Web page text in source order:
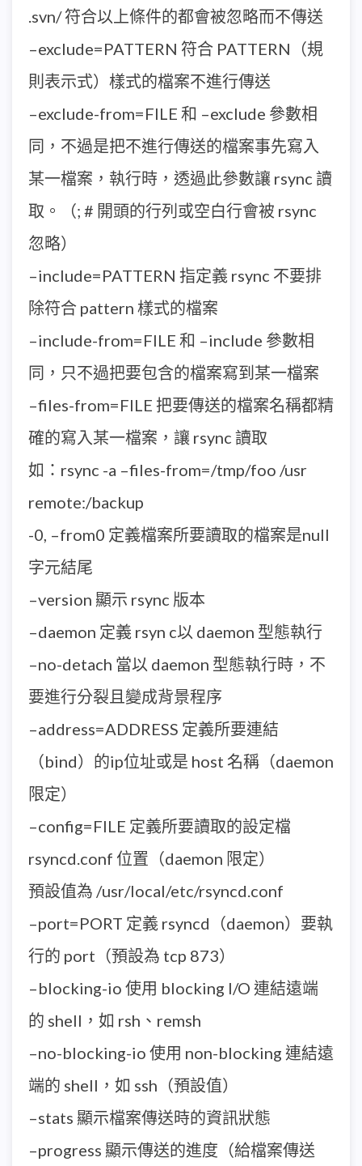
.svn/ 符合以上條件的都會被忽略而不傳送
–exclude=PATTERN 符合 PATTERN（規
則表示式）樣式的檔案不進行傳送
–exclude-from=FILE 和 –exclude 參數相
同，不過是把不進行傳送的檔案事先寫入
某一檔案，執行時，透過此參數讓 rsync 讀
取。（; # 開頭的行列或空白行會被 rsync
忽略）
–include=PATTERN 指定義 rsync 不要排
除符合 pattern 樣式的檔案
–include-from=FILE 和 –include 參數相
同，只不過把要包含的檔案寫到某一檔案
–files-from=FILE 把要傳送的檔案名稱都精
確的寫入某一檔案，讓 rsync 讀取
如：rsync -a –files-from=/tmp/foo /usr
remote:/backup
-0, –from0 定義檔案所要讀取的檔案是null
字元結尾
–version 顯示 rsync 版本
–daemon 定義 rsyn c以 daemon 型態執行
–no-detach 當以 daemon 型態執行時，不
要進行分裂且變成背景程序
–address=ADDRESS 定義所要連結
（bind）的ip位址或是 host 名稱（daemon
限定）
–config=FILE 定義所要讀取的設定檔
rsyncd.conf 位置（daemon 限定）
預設值為 /usr/local/etc/rsyncd.conf
–port=PORT 定義 rsyncd（daemon）要執
行的 port（預設為 tcp 873）
–blocking-io 使用 blocking I/O 連結遠端
的 shell，如 rsh、remsh
–no-blocking-io 使用 non-blocking 連結遠
端的 shell，如 ssh（預設值）
–stats 顯示檔案傳送時的資訊狀態
–progress 顯示傳送的進度（給檔案傳送